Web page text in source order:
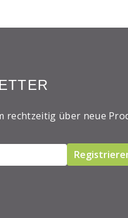
über neue